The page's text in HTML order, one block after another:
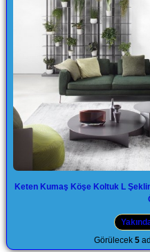
Keten Kumaş Köşe Koltuk L
Görülecek5